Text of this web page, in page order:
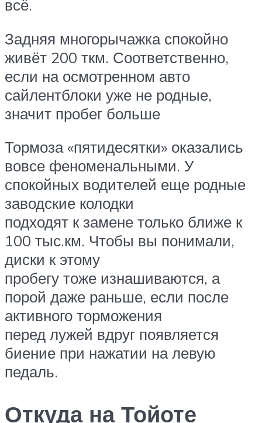
всё.
Задняя многорычажка спокойно
живёт 200 ткм. Соответственно,
если на осмотренном авто
сайлентблоки уже не родные,
значит пробег больше
Тормоза «пятидесятки» оказались
вовсе феноменальными. У
спокойных водителей еще родные
заводские колодки
подходят к замене только ближе к
100 тыс.км. Чтобы вы понимали,
диски к этому
пробегу тоже изнашиваются, а
порой даже раньше, если после
активного торможения
перед лужей вдруг появляется
биение при нажатии на левую
педаль.
Откуда на Тойоте